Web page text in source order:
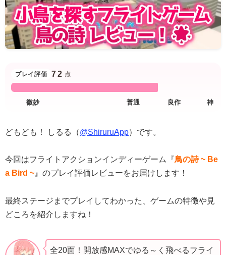
プレイ評価 72 点
どもども！ しるる（@ShiruruApp）です。
今回はフライトアクションインディーゲーム『鳥の詩 ~ Be
a Bird ~ 』のプレイ評価レビューをお届けします！
最終ステージまでプレイしてわかった、ゲームの特徴や見
どころを紹介しますね！
全20面！開放感MAXでゆる～く飛べるフライ